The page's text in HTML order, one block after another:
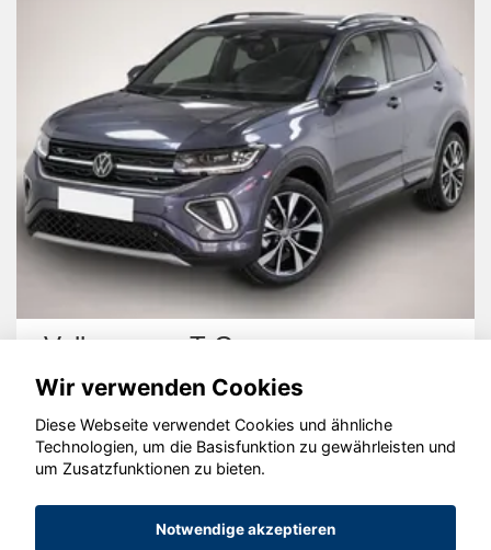
Volkswagen T-Cross
© konjunkturmotor.de GmbH 2020 - 2026
Wir verwenden Cookies
Diese Webseite verwendet Cookies und ähnliche
Technologien, um die Basisfunktion zu gewährleisten und
um Zusatzfunktionen zu bieten.
Notwendige akzeptieren